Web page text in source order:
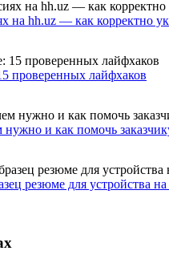
на hh.uz — как корректно
проверенных лайфхаков
нужно и как помочь
резюме для устройства на